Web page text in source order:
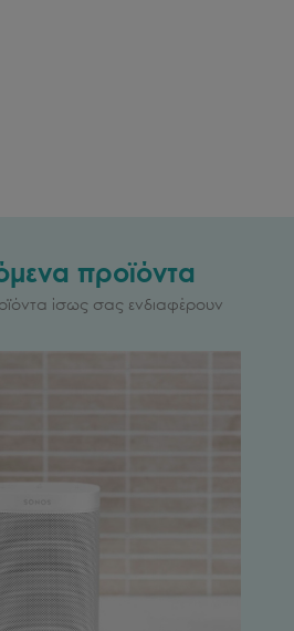
προϊόντα
ίσως σας ενδιαφέρουν